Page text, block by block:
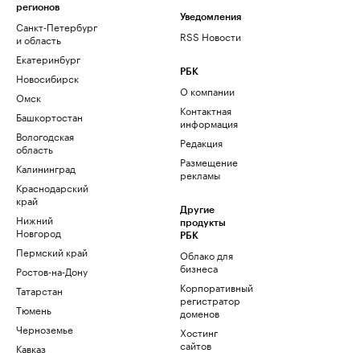
регионов
Санкт-Петербург
и область
Екатеринбург
Новосибирск
Омск
Башкортостан
Вологодская
область
Калининград
Краснодарский
край
Нижний
Новгород
Пермский край
Ростов-на-Дону
Татарстан
Тюмень
Черноземье
Кавказ
Уведомления
RSS Новости
РБК
О компании
Контактная
информация
Редакция
Размещение
рекламы
Другие
продукты
РБК
Облако для
бизнеса
Корпоративный
регистратор
доменов
Хостинг
сайтов